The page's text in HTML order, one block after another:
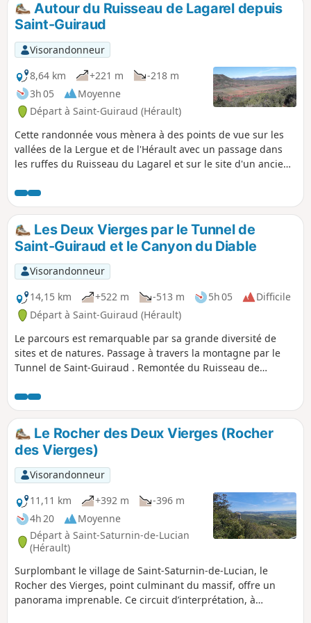
p
Autour du Ruisseau de Lagarel depuis
Saint-Guiraud
Visorandonneur
8,64 km
+221 m
-218 m
3h 05
Moyenne
Départ à Saint-Guiraud (Hérault)
Cette randonnée vous mènera à des points de vue sur les
vallées de la Lergue et de l'Hérault avec un passage dans
les ruffes du Ruisseau du Lagarel et sur le site d'un ancien
tunnel et une carte car le trajet n'est pas balisé. Le tracé
GPX sera très utile aussi.
Les Deux Vierges par le Tunnel de
Saint-Guiraud et le Canyon du Diable
Visorandonneur
14,15 km
+522 m -513 m 5h 05
Difficile
Départ à Saint-Guiraud (Hérault)
Le parcours est remarquable par sa grande diversité de
sites et de natures. Passage à travers la montagne par le
Tunnel de Saint-Guiraud . Remontée du Ruisseau de
Vierges.Vues panoramiques et retour par la piste des
Yeuses .Plusieurs difficultés caractérisent le parcours :-
absence de balisage sur la grande majorité du tracé, mais
chemins très marqués, évidents et souvent bordés. - fort
dénivelé concentré entre les points La cascade du Diable et
la Roque Courbe- raidillons glissants à la descente du terril
du four à chaux et dans le couloir de ruffes (plus difficile à
la descente, boucle à faire dans l’ordre proposé).
Le Rocher des Deux Vierges (Rocher
des Vierges)
Visorandonneur
11,11 km
+392 m
-396 m
4h 20
Moyenne
Départ à Saint-Saturnin-de-Lucian
(Hérault)
Surplombant le village de Saint-Saturnin-de-Lucian, le
Rocher des Vierges, point culminant du massif, offre un
panorama imprenable. Ce circuit d’interprétation, à